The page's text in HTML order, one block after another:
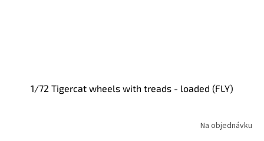
1/72 Tigercat wheels with treads - loaded (FLY)
Na objednávku